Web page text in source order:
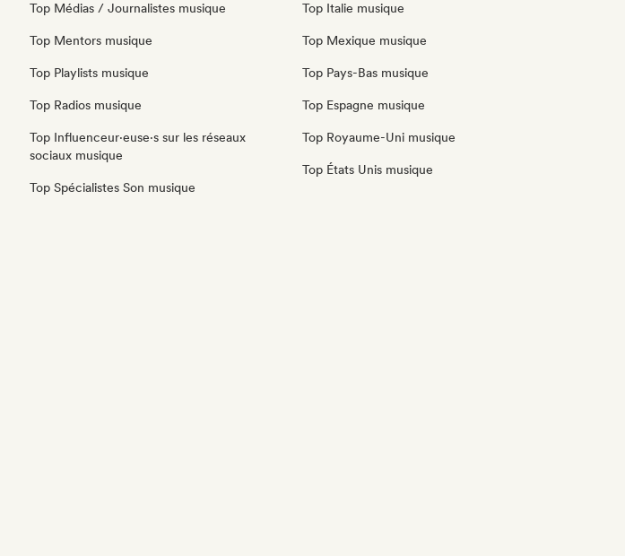
Top Médias / Journalistes musique
Top Mentors musique
Top Playlists musique
Top Radios musique
Top Influenceur·euse·s sur les réseaux
sociaux musique
Top Spécialistes Son musique
Top Italie musique
Top Mexique musique
Top Pays-Bas musique
Top Espagne musique
Top Royaume-Uni musique
Top États Unis musique